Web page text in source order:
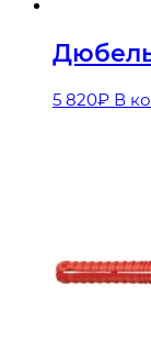
5 820₽ В